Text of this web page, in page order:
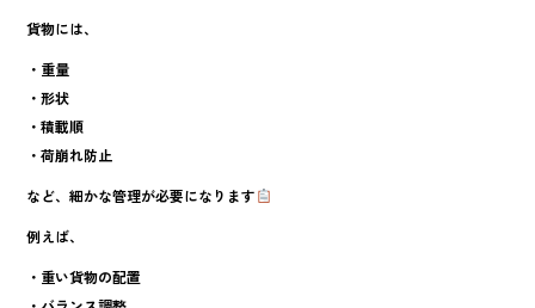
貨物には、
・重量
・形状
・積載順
・荷崩れ防止
など、細かな管理が必要になります
例えば、
・重い貨物の配置